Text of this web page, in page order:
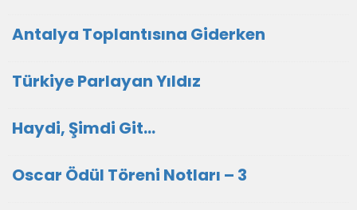
Antalya Toplantısına Giderken
Türkiye Parlayan Yıldız
Haydi, Şimdi Git…
Oscar Ödül Töreni Notları – 3